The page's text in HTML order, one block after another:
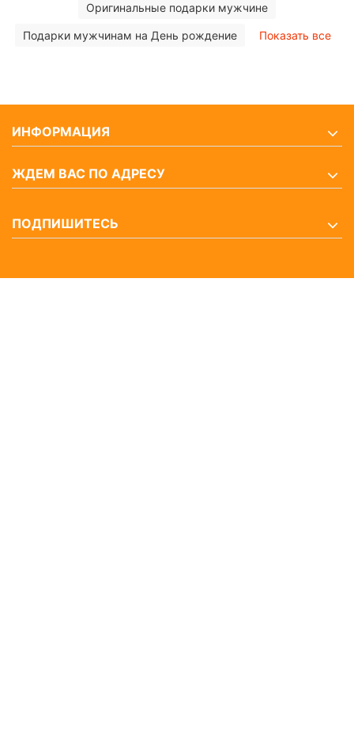
Оригинальные подарки мужчине
Подарки мужчинам на День рождение Показать все
ИНФОРМАЦИЯ
ЖДЕМ ВАС ПО АДРЕСУ
ПОДПИШИТЕСЬ